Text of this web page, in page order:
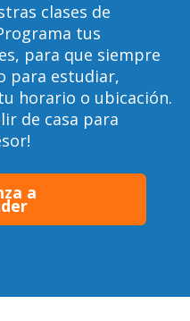
clases de
tus
para que siempre
para estudiar,
horario o ubicación.
de casa para
a